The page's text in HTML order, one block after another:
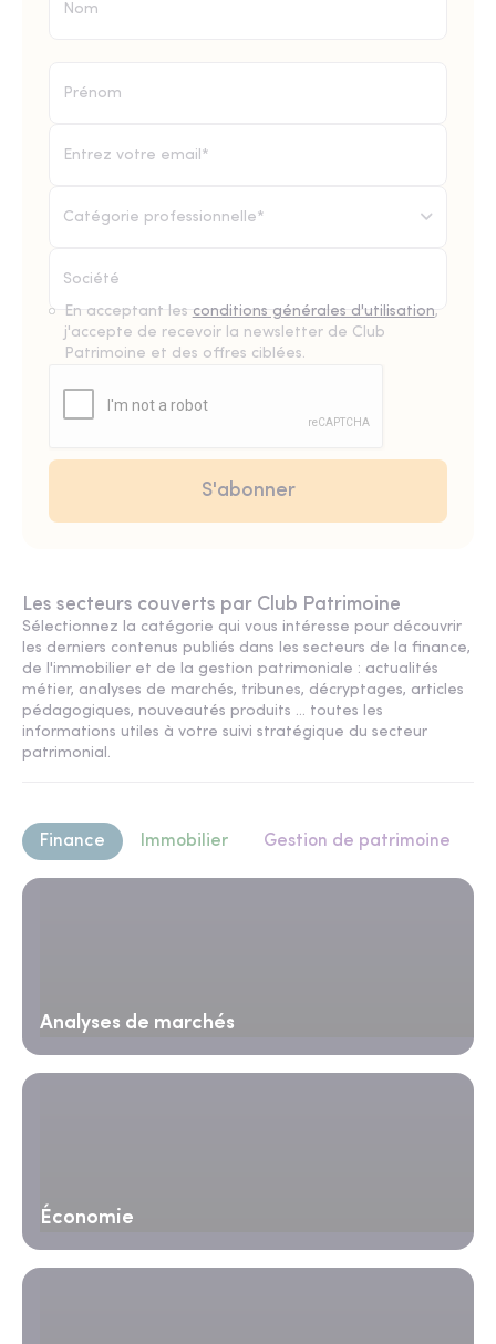
Catégorie professionnelle*
En acceptant les conditions générales d'utilisation,
j'accepte de recevoir la newsletter de Club
Patrimoine et des offres ciblées.
Les secteurs couverts par Club Patrimoine
Sélectionnez la catégorie qui vous intéresse pour découvrir
les derniers contenus publiés dans les secteurs de la finance,
de l'immobilier et de la gestion patrimoniale : actualités
métier, analyses de marchés, tribunes, décryptages, articles
pédagogiques, nouveautés produits ... toutes les
informations utiles à votre suivi stratégique du secteur
patrimonial.
Finance Immobilier Gestion de patrimoine
Analyses de marchés
Économie